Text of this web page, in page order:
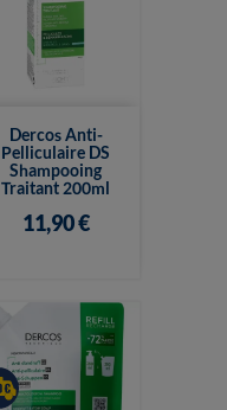
Dercos Anti-
Pelliculaire DS
Shampooing
Traitant 200ml
11,90 €